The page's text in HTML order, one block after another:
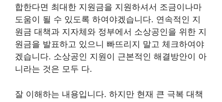
합한다면 최대한 지원금을 지원하셔서 조금이나마
도움이 될 수 있도록 하여야겠습니다. 연속적인 지
원금 대책과 지자체와 정부에서 소상공인을 위한 지
원금을 발표하고 있으니 빠뜨리지 말고 체크하여야
겠습니다. 소상공인 지원이 근본적인 해결방안이 아
니라는 것은 모두 다.
잘 이해하는 내용입니다. 하지만 현재 큰 극복 대책